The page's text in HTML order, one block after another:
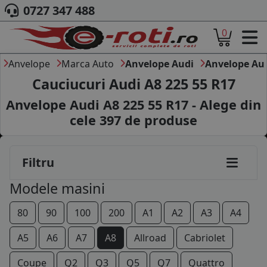
ACASA
DESPRE NOI
ANVELOPE
AUTO
CAMION
MOTO
MARCA AUTO
BLOG
B2B - COLABORARE COMPANII
CONT
0727 347 488
0
Anvelope Marca Auto Anvelope Audi Anvelope
Cauciucuri Audi A8 225 55 R17
Anvelope Audi A8 225 55 R17 - Alege din
cele 397 de produse
Filtru
Modele masini
80 90 100 200 A1 A2 A3
A4
A5
A6 A7 A8 Allroad
Cabriolet
Coupe
Q2 Q3 Q5 Q7
Quattro